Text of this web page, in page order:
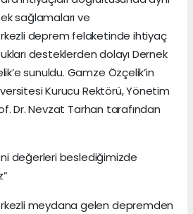
sağlamaları ve
deprem felaketinde ihtiyaç
desteklerden dolayı Dernek
sunuldu. Gamze Özçelik’in
Kurucu Rektörü, Yönetim
Dr. Nevzat Tarhan tarafından
değerleri beslediğimizde
meydana gelen depremden